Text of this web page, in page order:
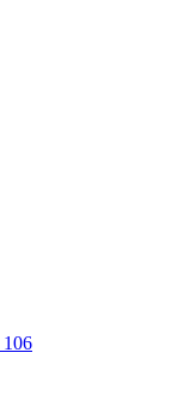
106